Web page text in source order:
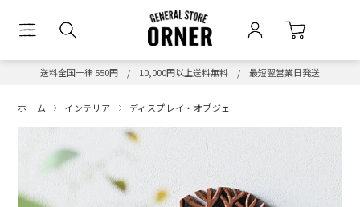
送料全国一律 550円 / 10,000円以上送料無料 / 最短翌営業日発送
ホーム インテリア ディスプレイ・オブジェ